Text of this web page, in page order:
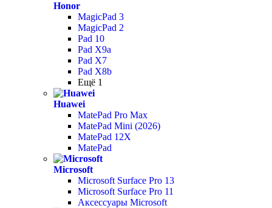
Honor
MagicPad 3
MagicPad 2
Pad 10
Pad X9a
Pad X7
Pad X8b
Ещё 1
Huawei
MatePad Pro Max
MatePad Mini (2026)
MatePad 12X
MatePad
Microsoft
Microsoft Surface Pro 13
Microsoft Surface Pro 11
Аксессуары Microsoft